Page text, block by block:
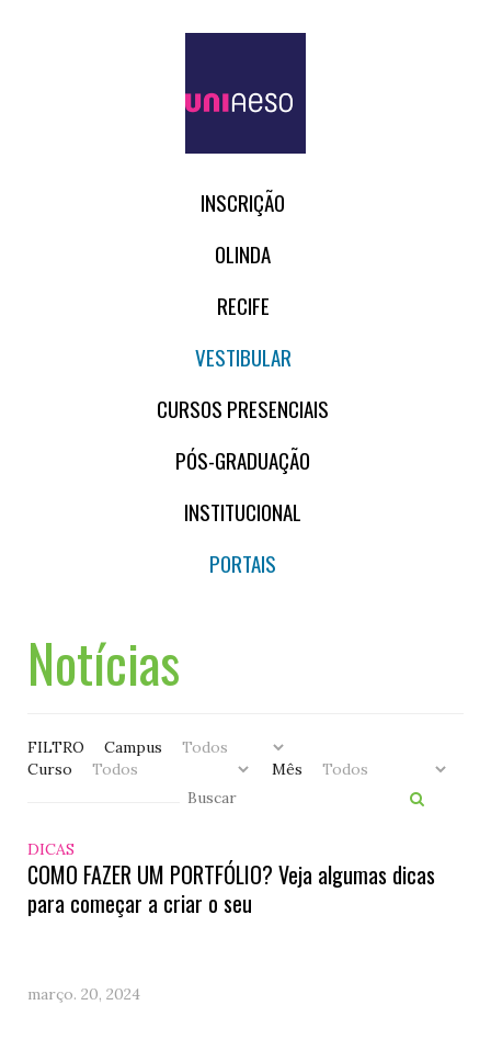
INSCRIÇÃO
OLINDA
RECIFE
VESTIBULAR
CURSOS PRESENCIAIS
PÓS-GRADUAÇÃO
INSTITUCIONAL
PORTAIS
Notícias
FILTRO
Campus
Curso
Mês
DICAS
COMO FAZER UM PORTFÓLIO? Veja algumas dicas
para começar a criar o seu
março. 20, 2024